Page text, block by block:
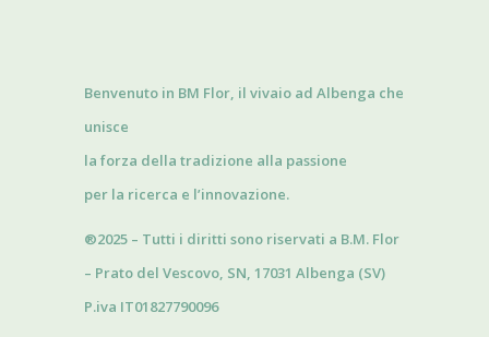
Benvenuto in BM Flor, il vivaio ad Albenga che
unisce
la forza della tradizione alla passione
per la ricerca e l’innovazione.
®2025 – Tutti i diritti sono riservati a B.M. Flor
– Prato del Vescovo, SN, 17031 Albenga (SV)
P.iva IT01827790096